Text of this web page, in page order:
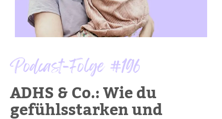
Podcast-Folge #196
ADHS & Co.: Wie du
gefühlsstarken und